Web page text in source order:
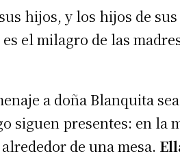
hijos, y los hijos de
el milagro de las
a doña Blanquita
siguen presentes: en la
de una mesa.